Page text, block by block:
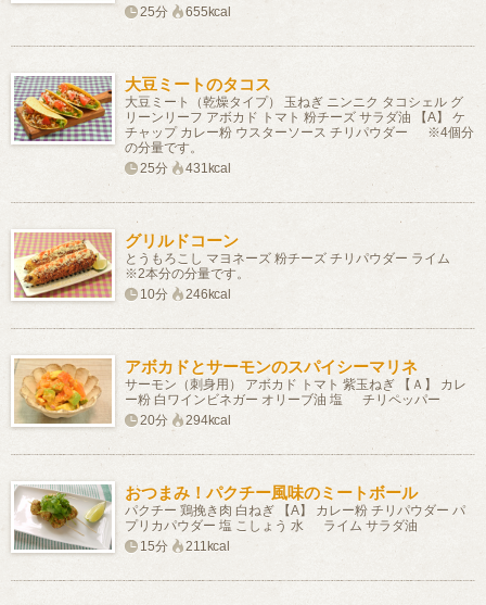
25分
655kcal
大豆ミートのタコス
大豆ミート（乾燥タイプ） 玉ねぎ ニンニク タコシェル グ
リーンリーフ アボカド トマト 粉チーズ サラダ油 【A】 ケ
チャップ カレー粉 ウスターソース チリパウダー ※4個分
の分量です。
25分
431kcal
グリルドコーン
とうもろこし マヨネーズ 粉チーズ チリパウダー ライム
※2本分の分量です。
10分
246kcal
アボカドとサーモンのスパイシーマリネ
サーモン（刺身用） アボカド トマト 紫玉ねぎ 【Ａ】 カレ
ー粉 白ワインビネガー オリーブ油 塩 チリペッパー
20分
294kcal
おつまみ！パクチー風味のミートボール
パクチー 鶏挽き肉 白ねぎ 【A】 カレー粉 チリパウダー パ
プリカパウダー 塩 こしょう 水 ライム サラダ油
15分
211kcal